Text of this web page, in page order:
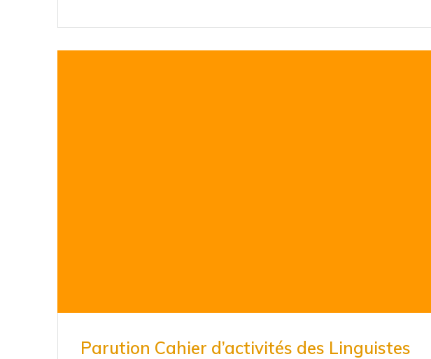
Parution Cahier d’activités des Linguistes